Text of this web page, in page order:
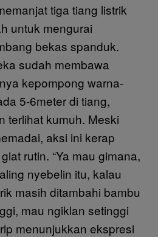
tiga tiang listrik
untuk mengurai
bekas spanduk.
sudah membawa
kepompong warna-
5-6meter di tiang,
terlihat kumuh. Meski
aksi ini kerap
rutin. “Ya mau gimana,
nyebelin itu, kalau
masih ditambahi bambu
mau ngiklan setinggi
menunjukkan ekspresi